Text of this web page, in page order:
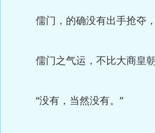
儒门，的确没有出手抢夺，
儒门之气运，不比大商皇朝
“没有，当然没有。”